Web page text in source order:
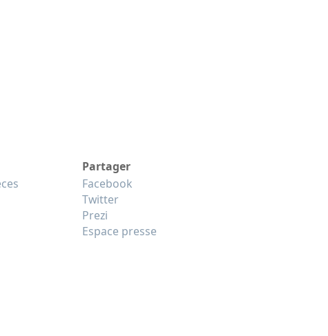
Partager
Facebook
Twitter
Prezi
Espace presse